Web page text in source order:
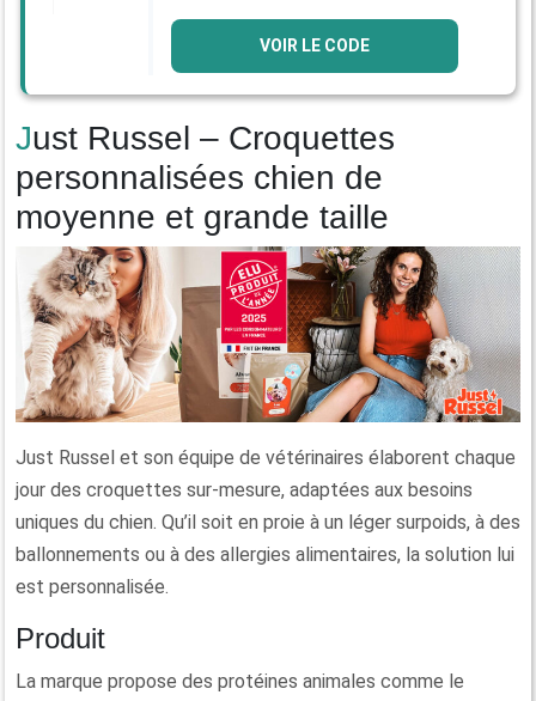
VOIR LE CODE
Just Russel – Croquettes
personnalisées chien de
moyenne et grande taille
Just Russel et son équipe de vétérinaires élaborent chaque
jour des croquettes sur-mesure, adaptées aux besoins
uniques du chien. Qu’il soit en proie à un léger surpoids, à des
ballonnements ou à des allergies alimentaires, la solution lui
est personnalisée.
Produit
La marque propose des protéines animales comme le